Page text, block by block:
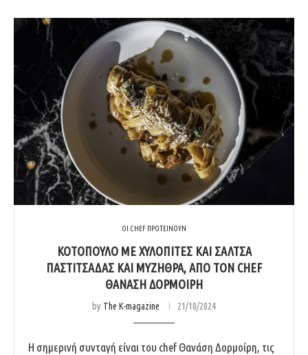
ΟΙ CHEF ΠΡΟΤΕΙΝΟΥΝ
ΚΟΤΟΠΟΥΛΟ ΜΕ ΧΥΛΟΠΙΤΕΣ ΚΑΙ ΣΑΛΤΣΑ
ΠΑΣΤΙΤΣΑΔΑΣ ΚΑΙ ΜΥΖΗΘΡΑ, ΑΠΟ ΤΟΝ CHEF
ΘΑΝΑΣΗ ΔΟΡΜΟΙΡΗ
by The K-magazine 21/10/2024
Η σημερινή συνταγή είναι του chef Θανάση Δορμοίρη, τις